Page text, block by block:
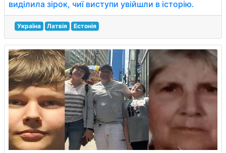
виділила зірок, чиї виступи увійшли в історію.
Україна Латвія Естонія